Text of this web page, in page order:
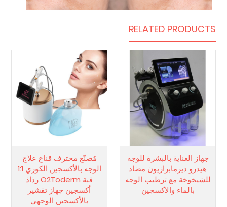
RELATED PRODUCTS
جهاز العناية بالبشرة للوجه
هيدرو ديرمابرازيون مضاد
للشيخوخة مع ترطيب الوجه
بالماء والأكسجين
مُصنّع محترف قناع علاج
الوجه بالأكسجين الكوري 1:1
قبة O2Toderm رذاذ
أكسجين جهاز تقشير
بالأكسجين الوجهي